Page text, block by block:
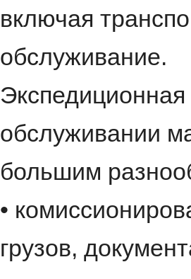
включая
обслуживание.
обслуживании
большим
•
грузов,